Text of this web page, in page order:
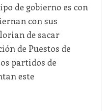
de gobierno es con
con sus
de sacar
de Puestos de
partidos de
este